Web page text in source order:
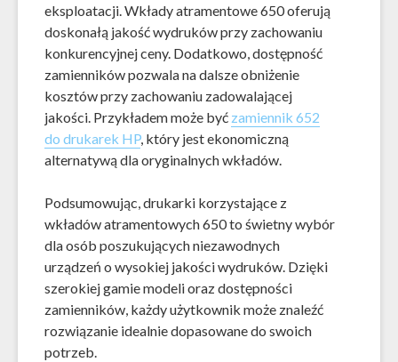
eksploatacji. Wkłady atramentowe 650 oferują
doskonałą jakość wydruków przy zachowaniu
konkurencyjnej ceny. Dodatkowo, dostępność
zamienników pozwala na dalsze obniżenie
kosztów przy zachowaniu zadowalającej
jakości. Przykładem może być zamiennik 652
do drukarek HP, który jest ekonomiczną
alternatywą dla oryginalnych wkładów.
Podsumowując, drukarki korzystające z
wkładów atramentowych 650 to świetny wybór
dla osób poszukujących niezawodnych
urządzeń o wysokiej jakości wydruków. Dzięki
szerokiej gamie modeli oraz dostępności
zamienników, każdy użytkownik może znaleźć
rozwiązanie idealnie dopasowane do swoich
potrzeb.